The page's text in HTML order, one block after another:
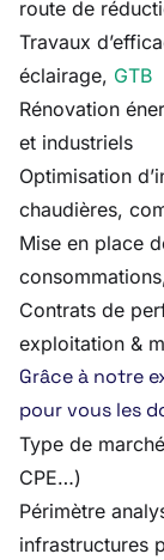
route de
Travaux
éclairage, GTB
Rénovation
et industriels
Optimisation
chaudières,
Mise en place
Contrats de
exploitation &
Grâce à notre
pour vous les
Type de
CPE…)
Périmètre
infrastructures